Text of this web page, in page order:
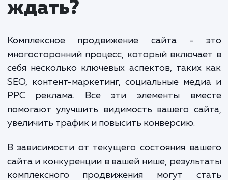
предусматривает оплату процентом от выручки,
которую мы помогаем генерировать.
плана предполагает фиксированный платеж плюс
бонусы за достижение определенных целей.
каналы и/или оплата за трафик применяются в
с SEO.
Финальная стоимость зависит от многих факторов,
состояние сайта и многое другое. Мы всегда стремимся к
прозрачности ценообразования и готовы обсудить все
детали, прежде чем приступить к работе."